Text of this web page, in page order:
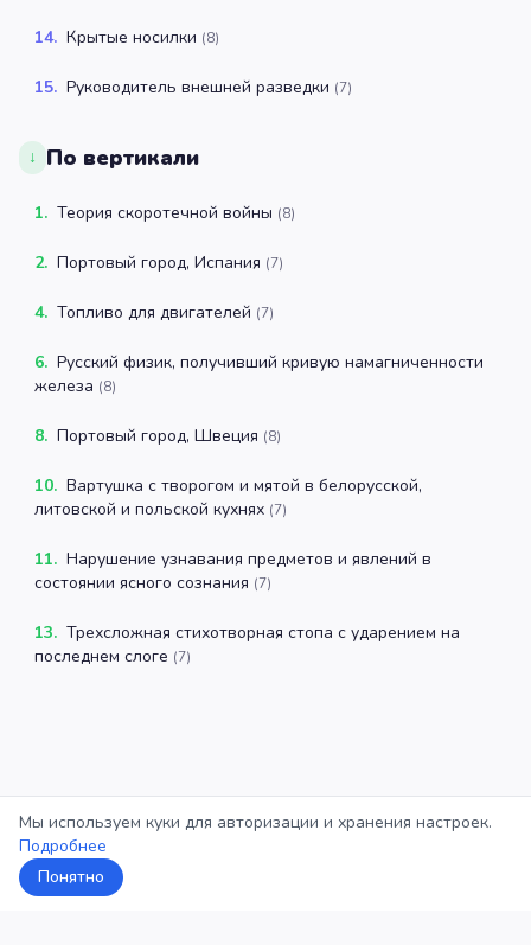
14. Крытые носилки (8)
15. Руководитель внешней разведки (7)
↓ По вертикали
1. Теория скоротечной войны (8)
2. Портовый город, Испания (7)
4. Топливо для двигателей (7)
6. Русский физик, получивший кривую намагниченности
железа (8)
8. Портовый город, Швеция (8)
10. Вартушка с творогом и мятой в белорусской,
литовской и польской кухнях (7)
11. Нарушение узнавания предметов и явлений в
состоянии ясного сознания (7)
13. Трехсложная стихотворная стопа с ударением на
последнем слоге (7)
Мы используем куки для авторизации и хранения настроек.
Подробнее
Понятно